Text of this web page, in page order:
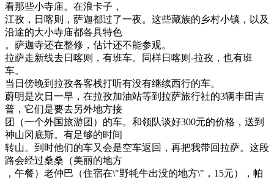
看那些小寺庙。在浪卡子，
江孜，日喀则，萨迦都过了一夜。这些藏族的乡村小镇，以及
沿途的大小寺庙都各具特色
。萨迦寺还在整修，估计还不能参观。
拉萨走新线去日喀则，有班车。同样日喀则-拉孜，也有班
车。
当日傍晚到拉孜各客栈打听有没有继续西行的车。
蔚明是次日一早，在拉孜加油站等到拉萨旅行社的3辆丰田吉
普，它们是要去另外地方接
团（一个外国旅游团）的车。和领队谈好300元的价格，送到
神山冈底斯。有足够的时间
转山。到时他们的车又会是空车返回，再把我带回拉萨。这段
路会经过桑桑（美丽的地方
，午餐）老仲巴（住宿在\"野牦牛出没的地方\"，15元），帕